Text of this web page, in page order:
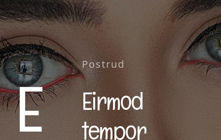
Postrud
Eirmod
tempor
E